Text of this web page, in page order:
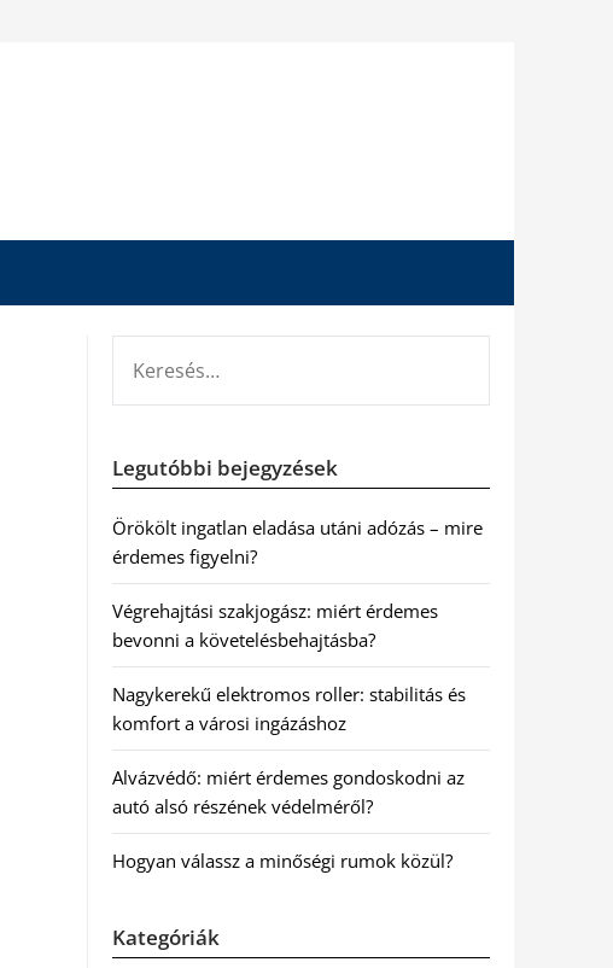
Legutóbbi bejegyzések
Örökölt ingatlan eladása utáni adózás – mire
érdemes figyelni?
Végrehajtási szakjogász: miért érdemes
bevonni a követelésbehajtásba?
Nagykerekű elektromos roller: stabilitás és
komfort a városi ingázáshoz
Alvázvédő: miért érdemes gondoskodni az
autó alsó részének védelméről?
Hogyan válassz a minőségi rumok közül?
Kategóriák